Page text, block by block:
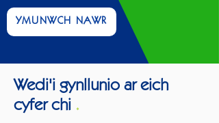
YMUNWCH NAWR
Wedi'i gynllunio ar eich
cyfer chi .